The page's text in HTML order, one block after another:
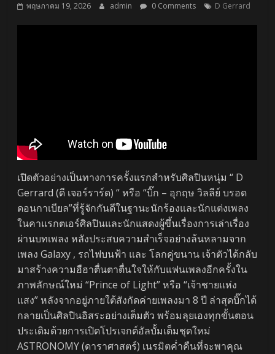
พฤษภาคม 19, 2026 admin 0 Comments D Gerrard
เปิดตัวอย่างเป็นทางการครั้งแรกสำหรับศิลปินหนุ่ม “ D
Gerrard (ดี เจอร์ราร์ด) “ หรือ “บิ๊ก – อุกฤษ วิลลีย์ บรอด
ดอนกาเบียล”ที่รู้จักกันดีในฐานะนักร้องและนักแต่งเพลง
ในคาแรกตเอร์ศิลปินและนักแสดงผู้ขึ้นเรื่องการเล่าเรื่อง
ผ่านบทเพลง หลังประสบความสำเร็จอย่างล้นหลามจาก
เพลง Galaxy , รถไฟบนฟ้า และ โลกคู่ขนาน เจ้าตัวได้กลับ
มาสร้างความฮืฮาตื่นตาตื่นใจให้กับแฟนเพลงอีกครั้งใน
ภาพลักษณ์ใหม่ “Prince of Light” หรือ “เจ้าชายแห่ง
แสง” หลังจากอยู่ภายใต้สังกัดค่ายเพลงมา 8 ปี ล่าสุดบิ๊กได้
กลายเป็นศิลปินอิสระอย่างเต็มตัว พร้อมลุยเองทุกขั้นตอน
ประเดิมด้วยการเปิดโปรเจกต์อัลบั้มเต็มชุดใหม่
ASTRONOMY (ดาราศาสตร์) เนรมิตค่ำคืนที่จะพาคุณ